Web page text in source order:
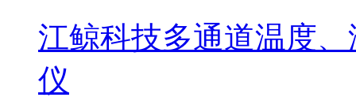
江鲸科技多通道温度
仪